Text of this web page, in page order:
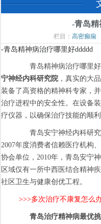
-青岛
栏目： 高密癫痫
-青岛精神病治疗哪里好ddddd
青岛精神病治疗哪里好
宁神经内科研究院 ，真实的大
装备了高资格的精神科专家，
治疗进程中的安全性。在设备
疗仪器，以确保治疗技能的顺利
青岛安宁神经内科研究
2007年度消费者信赖医疗机构
协会单位，2010年，青岛安宁
区域仅有一所中西医结合精神
社区卫生与健康创优工程。
>>>多次治疗不康复怎么
青岛治疗精神病最优